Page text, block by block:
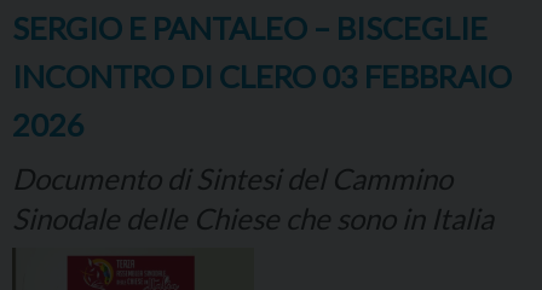
SERGIO E PANTALEO – BISCEGLIE
INCONTRO DI CLERO 03 FEBBRAIO
2026
Documento di Sintesi del Cammino
Sinodale delle Chiese che sono in Italia